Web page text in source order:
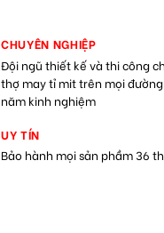
CHUYÊN NGHIỆP
Đội ngũ thiết kế và thi công
thợ may tỉ mit trên mọi
năm kinh nghiệm
UY TÍN
Bảo hành mọi sản phầm 36